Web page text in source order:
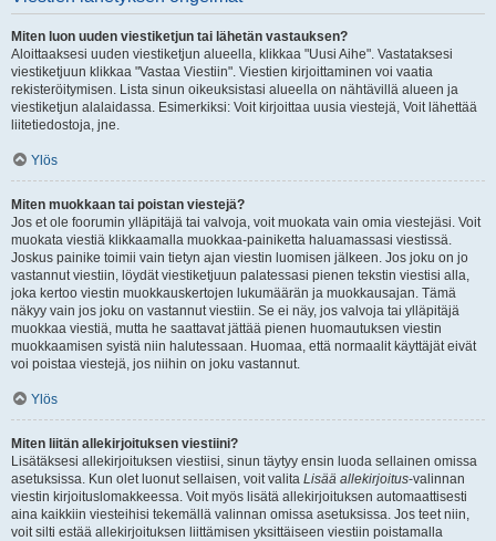
Miten luon uuden viestiketjun tai lähetän vastauksen?
Aloittaaksesi uuden viestiketjun alueella, klikkaa "Uusi Aihe". Vastataksesi
viestiketjuun klikkaa "Vastaa Viestiin". Viestien kirjoittaminen voi vaatia
rekisteröitymisen. Lista sinun oikeuksistasi alueella on nähtävillä alueen ja
viestiketjun alalaidassa. Esimerkiksi: Voit kirjoittaa uusia viestejä, Voit lähettää
liitetiedostoja, jne.
Ylös
Miten muokkaan tai poistan viestejä?
Jos et ole foorumin ylläpitäjä tai valvoja, voit muokata vain omia viestejäsi. Voit
muokata viestiä klikkaamalla muokkaa-painiketta haluamassasi viestissä.
Joskus painike toimii vain tietyn ajan viestin luomisen jälkeen. Jos joku on jo
vastannut viestiin, löydät viestiketjuun palatessasi pienen tekstin viestisi alla,
joka kertoo viestin muokkauskertojen lukumäärän ja muokkausajan. Tämä
näkyy vain jos joku on vastannut viestiin. Se ei näy, jos valvoja tai ylläpitäjä
muokkaa viestiä, mutta he saattavat jättää pienen huomautuksen viestin
muokkaamisen syistä niin halutessaan. Huomaa, että normaalit käyttäjät eivät
voi poistaa viestejä, jos niihin on joku vastannut.
Ylös
Miten liitän allekirjoituksen viestiini?
Lisätäksesi allekirjoituksen viestiisi, sinun täytyy ensin luoda sellainen omissa
asetuksissa. Kun olet luonut sellaisen, voit valita Lisää allekirjoitus-valinnan
viestin kirjoituslomakkeessa. Voit myös lisätä allekirjoituksen automaattisesti
aina kaikkiin viesteihisi tekemällä valinnan omissa asetuksissa. Jos teet niin,
voit silti estää allekirjoituksen liittämisen yksittäiseen viestiin poistamalla